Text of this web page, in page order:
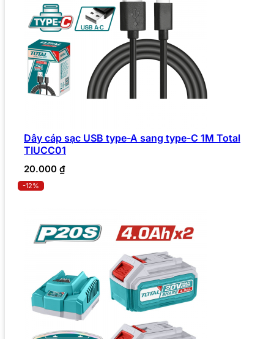
Dây cáp sạc USB type-A sang type-C 1M Total
TIUCC01
20.000 ₫
-12%